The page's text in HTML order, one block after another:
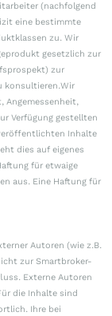
(nachfolgend
eine bestimmte
zu. Wir
gesetzlich zur
zur
konsultieren.Wir
Angemessenheit,
Verfügung gestellten
Inhalte
dies auf eigenes
für etwaige
aus. Eine Haftung für
Autoren (wie z.B.
zur Smartbroker-
Externe Autoren
die Inhalte sind
Ihre bei